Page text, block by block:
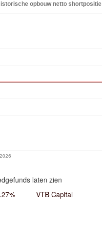
opbouw netto
laten zien
VTB Capital